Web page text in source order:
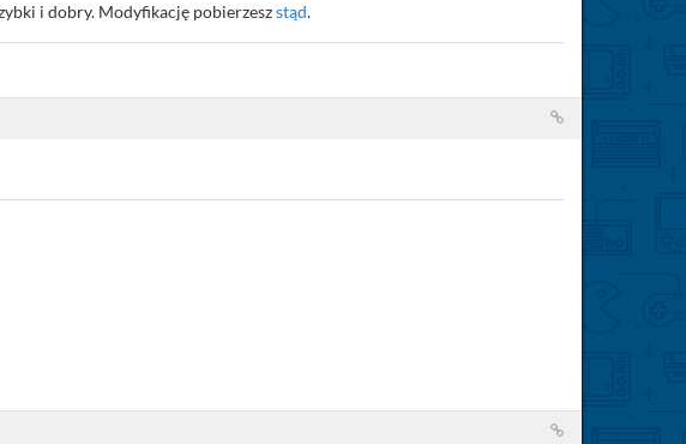
i dobry. Modyfikację pobierzeszstąd.